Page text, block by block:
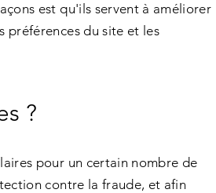
est qu'ils servent à améliorer
préférences du site et les
?
pour un certain nombre de
contre la fraude, et afin